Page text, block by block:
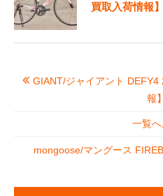
買取入荷情報】
GIANT/ジャイアント
報】
一覧
mongoose/マングース